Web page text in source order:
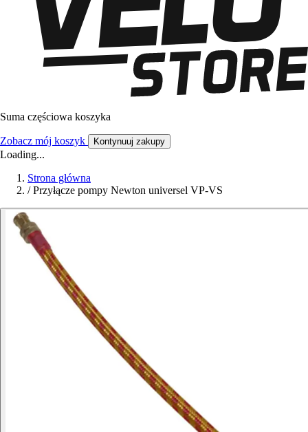
Suma częściowa koszyka
Zobacz mój koszyk Kontynuuj zakupy
Loading...
Strona główna
/ Przyłącze pompy Newton universel VP-VS